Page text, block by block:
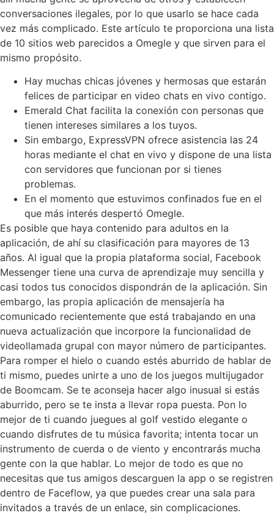
conversaciones ilegales, por lo que usarlo se hace cada
vez más complicado. Este artículo te proporciona una lista
de 10 sitios web parecidos a Omegle y que sirven para el
mismo propósito.
Hay muchas chicas jóvenes y hermosas que estarán
felices de participar en video chats en vivo contigo.
Emerald Chat facilita la conexión con personas que
tienen intereses similares a los tuyos.
Sin embargo, ExpressVPN ofrece asistencia las 24
horas mediante el chat en vivo y dispone de una lista
con servidores que funcionan por si tienes
problemas.
En el momento que estuvimos confinados fue en el
que más interés despertó Omegle.
Es posible que haya contenido para adultos en la
aplicación, de ahí su clasificación para mayores de 13
años. Al igual que la propia plataforma social, Facebook
Messenger tiene una curva de aprendizaje muy sencilla y
casi todos tus conocidos dispondrán de la aplicación. Sin
embargo, las propia aplicación de mensajería ha
comunicado recientemente que está trabajando en una
nueva actualización que incorpore la funcionalidad de
videollamada grupal con mayor número de participantes.
Para romper el hielo o cuando estés aburrido de hablar de
ti mismo, puedes unirte a uno de los juegos multijugador
de Boomcam. Se te aconseja hacer algo inusual si estás
aburrido, pero se te insta a llevar ropa puesta. Pon lo
mejor de ti cuando juegues al golf vestido elegante o
cuando disfrutes de tu música favorita; intenta tocar un
instrumento de cuerda o de viento y encontrarás mucha
gente con la que hablar. Lo mejor de todo es que no
necesitas que tus amigos descarguen la app o se registren
dentro de Faceflow, ya que puedes crear una sala para
invitados a través de un enlace, sin complicaciones.